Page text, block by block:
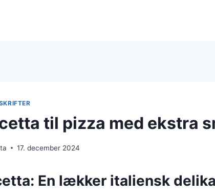
til pizza med ekstra
17. december 2024
En lækker italiensk